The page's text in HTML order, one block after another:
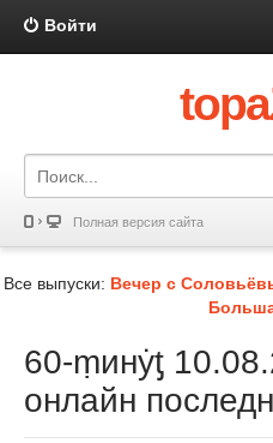
Войти
Полная версия сайта
Все выпуски: Вечер с
60-ṃинẏƫ
онлайн